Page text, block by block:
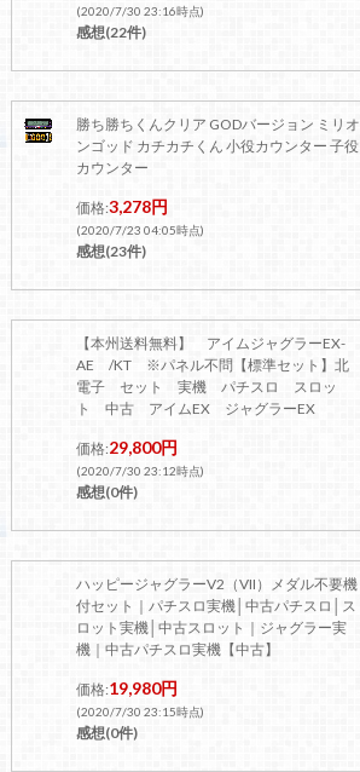
(2020/7/30 23:16時点)
感想(22件)
勝ち勝ちくんクリア GODバージョン ミリオ
ンゴッド カチカチくん 小役カウンター 子役
カウンター
価格:3,278円
(2020/7/23 04:05時点)
感想(23件)
【本州送料無料】 アイムジャグラーEX-
AE /KT ※パネル不問【標準セット】北
電子 セット 実機 パチスロ スロッ
ト 中古 アイムEX ジャグラーEX
価格:29,800円
(2020/7/30 23:12時点)
感想(0件)
ハッピージャグラーV2（VII）メダル不要機
付セット｜パチスロ実機│中古パチスロ│ス
ロット実機│中古スロット｜ジャグラー実
機｜中古パチスロ実機【中古】
価格:19,980円
(2020/7/30 23:15時点)
感想(0件)